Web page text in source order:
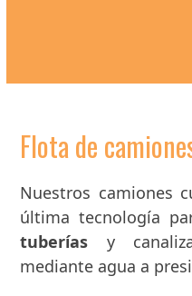
Flota de
Nuestros camiones
última tecnología
tuberías y
mediante agua a